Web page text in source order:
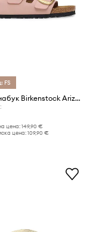
FS
Чехли от набук Birkenstock Arizona Big Buckle
цена:149,90 €
цена:109,90 €